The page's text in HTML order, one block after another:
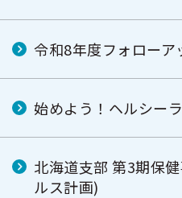
令和8年度フォロー
始めよう！ヘルシー
北海道支部 第3期保
ルス計画)